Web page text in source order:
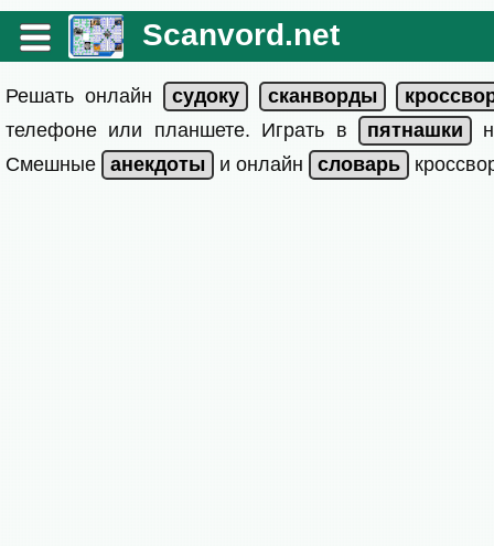
Scanvord.net
Решать онлайн
телефоне или планшете. Играть в
Смешные
и онлайн